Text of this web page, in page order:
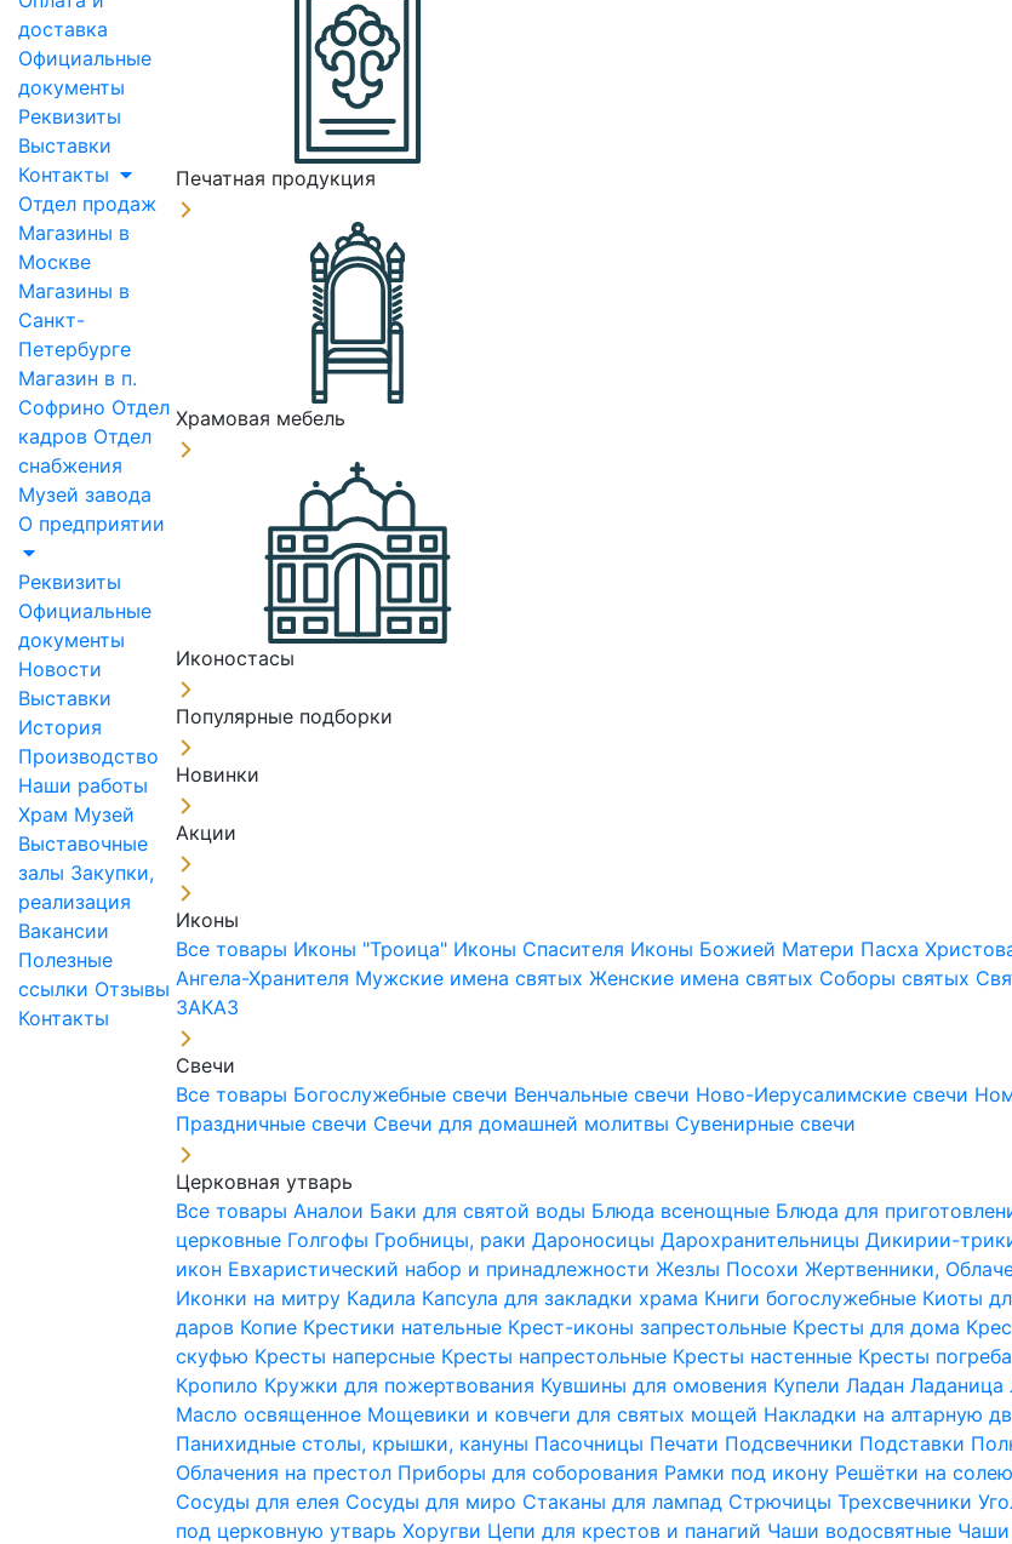
доставка
Официальные
документы
Реквизиты
Выставки
Контакты
Отдел продаж
Магазины в
Москве
Магазины в
Санкт-
Петербурге
Магазин в п.
Софрино Отдел
кадров Отдел
снабжения
Музей завода
О предприятии
Реквизиты
Официальные
документы
Новости
Выставки
История
Производство
Наши работы
Храм Музей
Выставочные
залы Закупки,
реализация
Вакансии
Полезные
ссылки Отзывы
Контакты
Печатная продукция
Храмовая мебель
Иконостасы
Популярные подборки
Новинки
Акции
Иконы
Все товары Иконы "Троица" Иконы Спасителя Иконы Божией Матери Пасха
Ангела-Хранителя Мужские имена святыхЖенские имена святых Соборы святых
ЗАКАЗ
Свечи
Все товары Богослужебные свечи Венчальные свечи Ново-Иерусалимские свечи
Праздничные свечи Свечи для домашней молитвы Сувенирные свечи
Церковная утварь
Все товарыАналои Баки для святой воды Блюда всенощные Блюда для
церковные Голгофы Гробницы, ракиДароносицыДарохранительницыДикирии-
икон Евхаристический набор и принадлежностиЖезлы ПосохиЖертвенники,
Иконки на митру Кадила Капсула для закладки храма Книги богослужебные Киоты
даров Копие Крестики нательные Крест-иконы запрестольные Кресты для дома
скуфью Кресты наперсные Кресты напрестольные Кресты настенные Кресты
Кропило Кружки для пожертвования Кувшины для омовения КупелиЛаданЛаданица
Масло освященное Мощевики и ковчеги для святых мощей Накладки на алтарную
Панихидные столы, крышки, кануны Пасочницы Печати Подсвечники Подставки
Облачения на престол Приборы для соборования Рамки под икону Решётки на солею
Сосуды для елея Сосуды для миро Стаканы для лампад СтрючицыТрехсвечники
под церковную утварьХоругви Цепи для крестов и панагий Чаши водосвятные Чаши